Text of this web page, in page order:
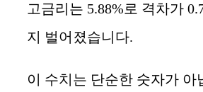
고금리는 5.88%로 격차가
지 벌어졌습니다.
이 수치는 단순한 숫자가 아